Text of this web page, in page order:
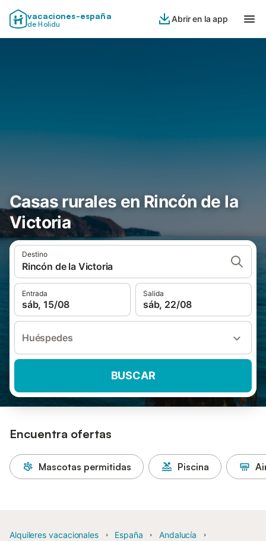
vacaciones-españa
de Holidu
Abrir en la app
Casas rurales en Rincón de la
Victoria
Destino
Rincón de la Victoria
Entrada
sáb, 15/08
Salida
sáb, 22/08
Huéspedes
BUSCAR
Encuentra ofertas
Mascotas permitidas Piscina
Alquileres vacacionales España
Andalucía